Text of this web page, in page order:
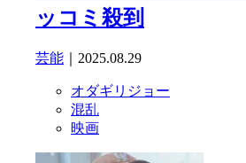
ッコミ殺到
芸能 ｜2025.08.29
オダギリジョー
混乱
映画